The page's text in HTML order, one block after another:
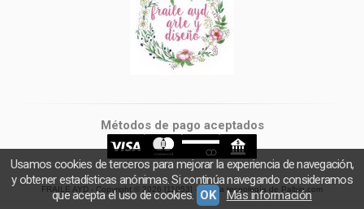
Métodos de pago aceptados
FRAILE AYD - Copyright © 2026 [11053] - Con la tecnología de Palbin.com
Usamos cookies de terceros para mejorar la experiencia de navegación,
y obtener estadísticas anónimas. Si continúa navegando consideramos
que acepta el uso de cookies. OK Más información